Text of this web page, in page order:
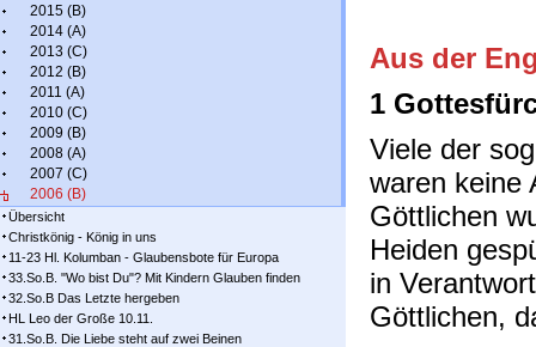
2015 (B)
2014 (A)
2013 (C)
2012 (B)
2011 (A)
2010 (C)
2009 (B)
2008 (A)
2007 (C)
2006 (B)
Übersicht
Christkönig - König in uns
11-23 Hl. Kolumban - Glaubensbote für Europa
33.So.B. "Wo bist Du"? Mit Kindern Glauben finden
32.So.B Das Letzte hergeben
HL Leo der Große 10.11.
31.So.B. Die Liebe steht auf zwei Beinen
Aus der
1
Viele der
waren keine
Göttlichen
Heiden
in
Göttlichen,